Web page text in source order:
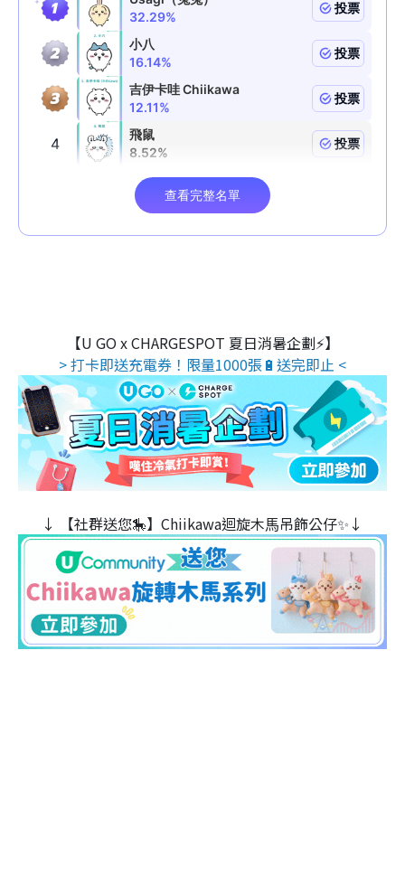
【U GO x CHARGESPOT 夏日消暑企劃⚡】
> 打卡即送充電券！限量1000張🔋送完即止 <
↓ 【社群送您🎠】Chiikawa迴旋木⾺吊飾公仔✨↓